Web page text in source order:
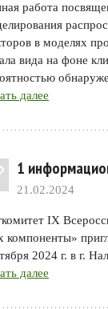
работа
в моделях
вида на фоне
далее
1
21.02.2024
IX
компоненты»
2024 г. в г.
далее